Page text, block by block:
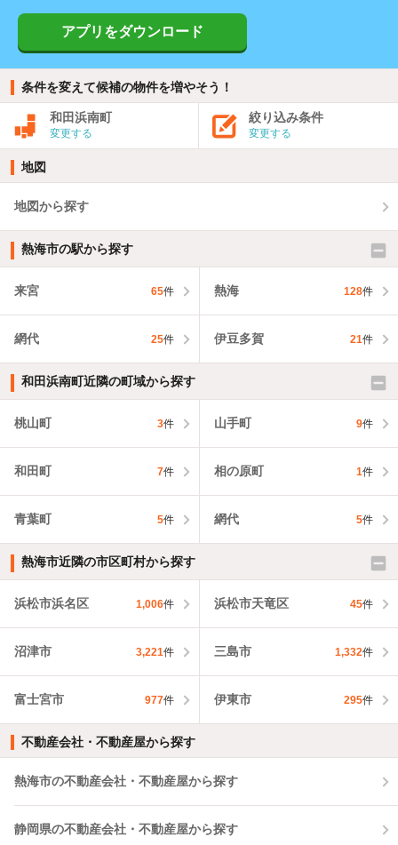
アプリをダウンロード
条件を変えて候補の物件を増やそう！
和田浜南町
変更する
絞り込み条件
変更する
地図
地図から探す
熱海市の駅から探す
来宮 65件 熱海 128件
網代 25件 伊豆多賀 21件
和田浜南町近隣の町域から探す
桃山町 3件 山手町 9件
和田町 7件 相の原町 1件
青葉町 5件 網代 5件
熱海市近隣の市区町村から探す
浜松市浜名区 1,006件 浜松市天竜区 45件
沼津市 3,221件 三島市 1,332件
富士宮市 977件 伊東市 295件
不動産会社・不動産屋から探す
熱海市の不動産会社・不動産屋から探す
静岡県の不動産会社・不動産屋から探す